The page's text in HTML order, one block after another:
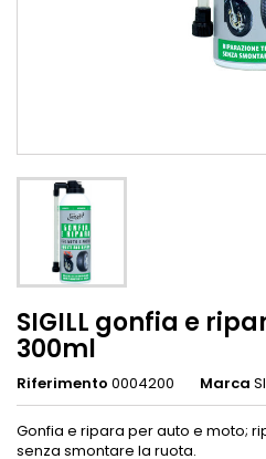
SIGILL gonfia e
300ml
Riferimento 0004200 Marca
Gonfia e ripara per auto e moto;
senza smontare la ruota.